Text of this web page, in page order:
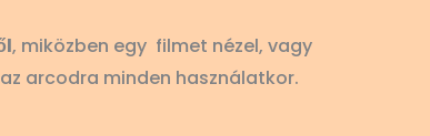
, miközben egy filmet nézel, vagy
arcodra minden használatkor.